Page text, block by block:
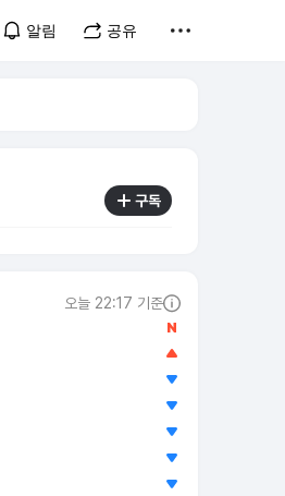
알림 공유
구독
오늘 22:17 기준